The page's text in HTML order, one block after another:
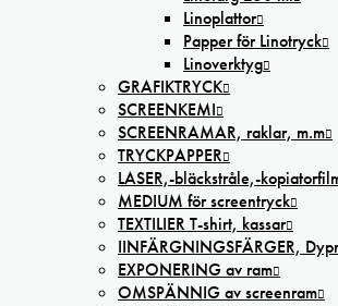
Linoplattor
Papper för Linotryck
Linoverktyg
GRAFIKTRYCK
SCREENKEMI
SCREENRAMAR, raklar, m.m
TRYCKPAPPER
LASER,-bläckstråle,-
MEDIUM för screentryck
TEXTILIER T-shirt, kassar
IINFÄRGNINGSFÄRGER,
EXPONERING av ram
OMSPÄNNIG av screenram